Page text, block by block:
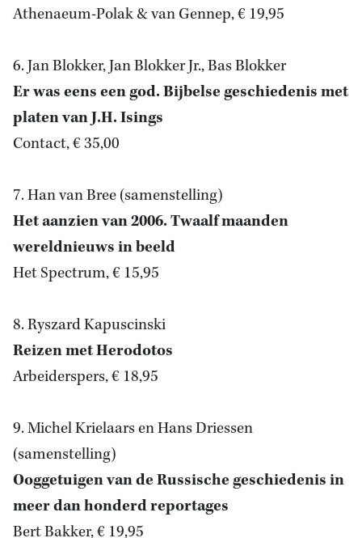
Athenaeum-Polak & van Gennep, € 19,95
6. Jan Blokker, Jan Blokker Jr., Bas Blokker
Er was eens een god. Bijbelse geschiedenis met
platen van J.H. Isings
Contact, € 35,00
7. Han van Bree (samenstelling)
Het aanzien van 2006. Twaalf maanden
wereldnieuws in beeld
Het Spectrum, € 15,95
8. Ryszard Kapuscinski
Reizen met Herodotos
Arbeiderspers, € 18,95
9. Michel Krielaars en Hans Driessen
(samenstelling)
Ooggetuigen van de Russische geschiedenis in
meer dan honderd reportages
Bert Bakker, € 19,95